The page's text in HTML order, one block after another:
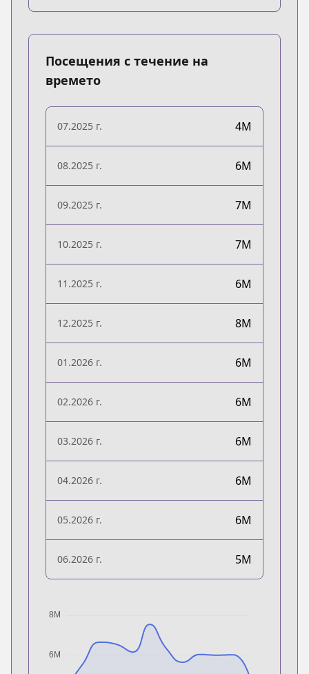
Посещения с течение на
времето
07.2025 г. 4M
08.2025 г. 6M
09.2025 г. 7M
10.2025 г. 7M
11.2025 г. 6M
12.2025 г. 8M
01.2026 г. 6M
02.2026 г. 6M
03.2026 г. 6M
04.2026 г. 6M
05.2026 г. 6M
06.2026 г. 5M